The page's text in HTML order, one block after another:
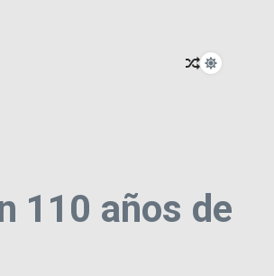
110 años de